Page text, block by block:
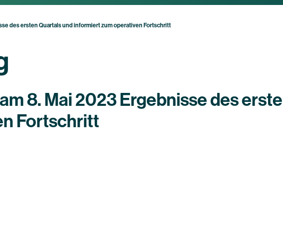
des ersten Quartals und informiert zum operativen Fortschritt
8. Mai 2023 Ergebnisse des
Fortschritt